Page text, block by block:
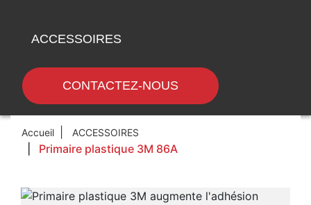
ACCESSOIRES
CONTACTEZ-NOUS
Accueil ACCESSOIRES
Primaire plastique 3M 86A